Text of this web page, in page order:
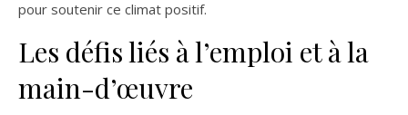
pour soutenir ce climat positif.
Les défis liés à l’emploi et à la
main-d’œuvre